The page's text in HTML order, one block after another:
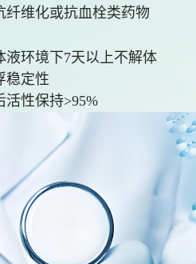
纤维化或抗血栓类药物
液环境下7天以上不解体
稳定性
活性保持>95%